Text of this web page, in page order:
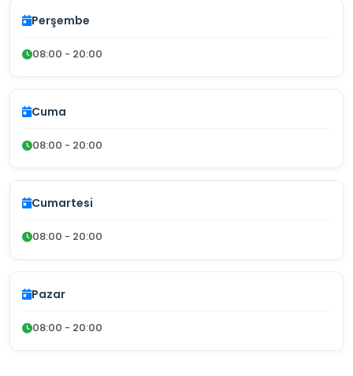
Perşembe
08:00 - 20:00
Cuma
08:00 - 20:00
Cumartesi
08:00 - 20:00
Pazar
08:00 - 20:00